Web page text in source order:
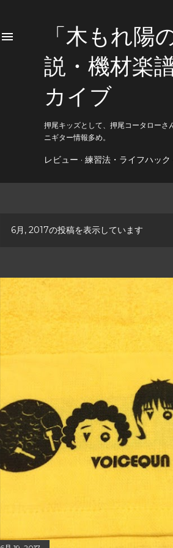
「木もれ陽
説・機材楽
カイブ
押尾キッズとして、押尾コータローさ
ニギター情報多め。
レビュー 練習法・ライフハック
投
6月, 2017の投稿を表示しています